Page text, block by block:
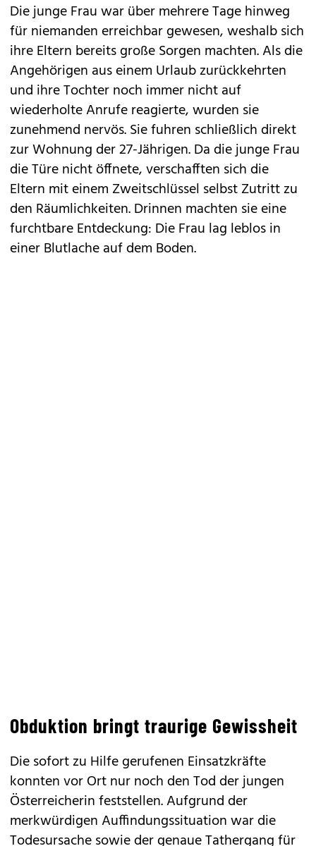
Die junge Frau war über mehrere Tage hinweg
für niemanden erreichbar gewesen, weshalb sich
ihre Eltern bereits große Sorgen machten. Als die
Angehörigen aus einem Urlaub zurückkehrten
und ihre Tochter noch immer nicht auf
wiederholte Anrufe reagierte, wurden sie
zunehmend nervös. Sie fuhren schließlich direkt
zur Wohnung der 27-Jährigen. Da die junge Frau
die Türe nicht öffnete, verschafften sich die
Eltern mit einem Zweitschlüssel selbst Zutritt zu
den Räumlichkeiten. Drinnen machten sie eine
furchtbare Entdeckung: Die Frau lag leblos in
einer Blutlache auf dem Boden.
Obduktion bringt traurige Gewissheit
Die sofort zu Hilfe gerufenen Einsatzkräfte
konnten vor Ort nur noch den Tod der jungen
Österreicherin feststellen. Aufgrund der
merkwürdigen Auffindungssituation war die
Todesursache sowie der genaue Tathergang für